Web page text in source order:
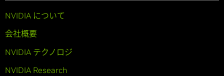
NVIDIA について
会社概要
NVIDIA テクノロジ
NVIDIA Research